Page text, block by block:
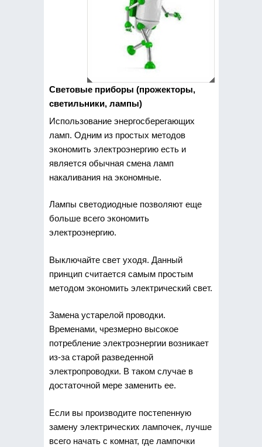
Cветовые приборы (прожекторы,
светильники, лампы)
Использование энергосберегающих
ламп. Одним из простых методов
экономить электроэнергию есть и
является обычная смена ламп
накаливания на экономные.
Лампы светодиодные позволяют еще
больше всего экономить
электроэнергию.
Выключайте свет уходя. Данный
принцип считается самым простым
методом экономить электрический свет.
Замена устарелой проводки.
Временами, чрезмерно высокое
потребление электроэнергии возникает
из-за старой разведенной
электропроводки. В таком случае в
достаточной мере заменить ее.
Если вы производите постепенную
замену электрических лампочек, лучше
всего начать с комнат, где лампочки